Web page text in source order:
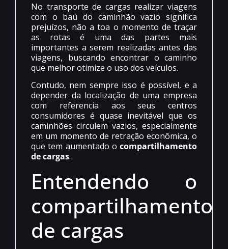
No transporte de cargas realizar viagens
com o baú do caminhão vazio significa
prejuízos, não a toa o momento de traçar
as rotas é uma das partes mais
importantes a serem realizadas antes das
viagens, buscando encontrar o caminho
que melhor otimize o uso dos veículos.
Contudo, nem sempre isso é possível, e a
depender da localização de uma empresa
com referencia aos seus centros
consumidores é quase inevitável que os
caminhões circulem vazios, especialmente
em um momento de retração econômica, o
que tem aumentado o compartilhamento
de cargas.
Entendendo o
compartilhamento
de cargas